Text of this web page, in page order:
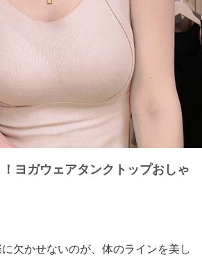
ヨガウェアタンクトップおしゃ
欠かせないのが、体のラインを美し